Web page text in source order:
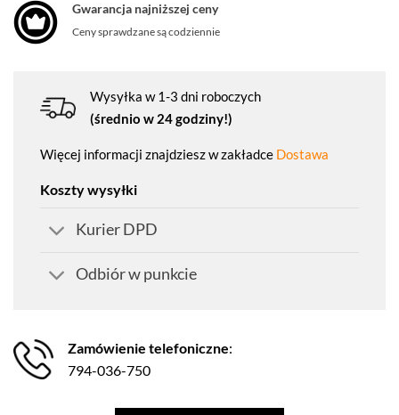
Gwarancja najniższej ceny
Ceny sprawdzane są codziennie
Wysyłka w 1-3 dni roboczych
(średnio w 24 godziny!)
Więcej informacji znajdziesz w zakładce Dostawa
Koszty wysyłki
Kurier DPD
Odbiór w punkcie
Zamówienie telefoniczne:
794-036-750